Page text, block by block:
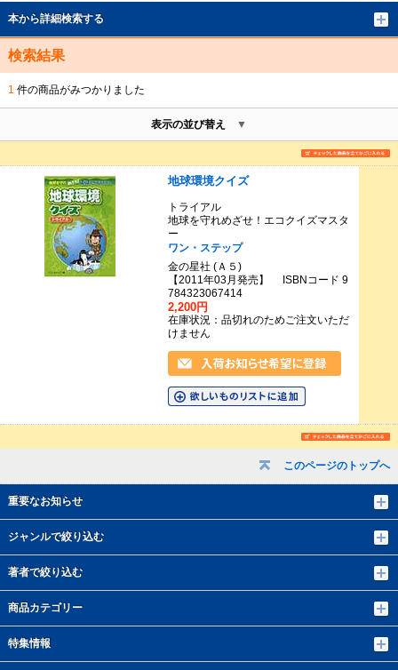
このページのトップへ
重要なお知らせ
ジャンルで絞り込む
著者で絞り込む
商品カテゴリー
特集情報
本から詳細検索する
検索結果
1 件の商品がみつかりました
表示の並び替え
地球環境クイズ
トライアル
地球を守れめざせ！エコクイズマスタ
ー
ワン・ステップ
金の星社 (Ａ５)
【2011年03月発売】 ISBNコード 9
784323067414
2,200円
在庫状況：品切れのためご注文いただ
けません